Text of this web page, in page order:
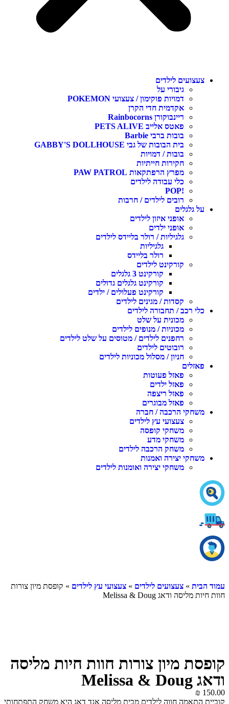
צעצועים לילדים
גיבורי על
דמויות פוקימון / צעצועי POKEMON
אקדמית חדי הקרן
ריינבוקורן Rainbocorns
פאטס אלייב PETS ALIVE
בובות ברבי Barbie
בית הבובות של גבי GABBY'S DOLLHOUSE
בובות / דמויות
חקירות חייתיות
מפרץ הרפתקאות PAW PATROL
כלי עבודה לילדים
!POP
רובים לילדים / חרבות
על גלגלים
אופני איזון לילדים
אופני ילדים
גלגיליות / רולר בליידס לילדים
גלגיליות
רולר בליידס
קורקינט לילדים
קורקינט 3 גלגלים
קורקינט גלגלים גדולים
קורקינט פעלולים / ילדים
קסדות / מגינים לילדים
כלי רכב / תחבורה לילדים
מכונית על שלט
מכוניות / מנופים לילדים
רחפנים לילדים / מטוסים על שלט לילדים
רובוטים לילדים
חניון / מסלול מכוניות לילדים
פאזלים
פאזל פעוטות
פאזל ילדים
פאזל ריצפה
פאזל מבוגרים
משחקי הרכבה / חברה
צעצועי עץ לילדים
משחקי קופסה
משחקי מדע
משחק הרכבה לילדים
משחקי יצירה ואמנות
משחקי יצירה ואומנות לילדים
עמוד הבית » צעצועים לילדים » צעצועי עץ לילדים » קופסת מיון צורות
חוות חיות מליסה ודאג Melissa & Doug
קופסת מיון צורות חוות חיות מליסה
ודאג Melissa & Doug
₪ 150.00
קוביית התאמה חווה לילדים מבית מליסה אנד דאג היא משחק התפתחותי